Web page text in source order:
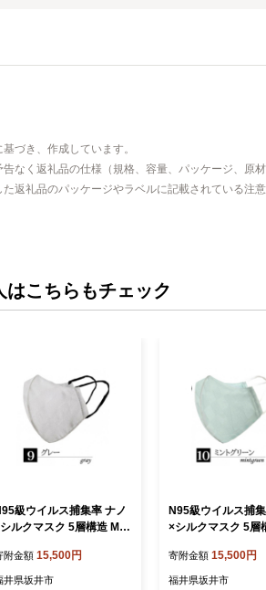
づき、作成しています。
なく返礼品の仕様（規格、容量、パッケージ、原
返礼品のパッケージやラベルに記載されている注
こちらもチェック
級ウイルス捕集率 ナノ
ルクマスク 5層構造 Mサ
附金額 15,500円
井県坂井市
N95級ウイルス捕
×シルクマスク 5層
ン】[A-9848_10]
寄附金額 15,500円
福井県坂井市